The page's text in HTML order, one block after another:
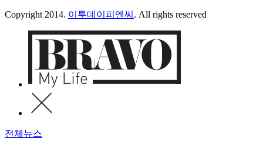
Copyright 2014. 이투데이피엔씨 . All rights reserved
전체뉴스